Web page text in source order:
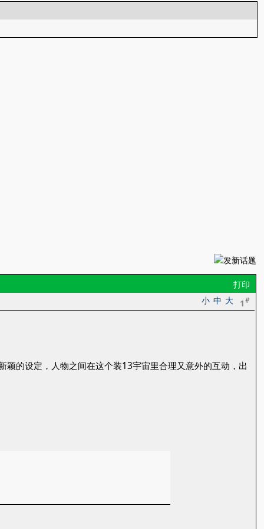
打印
1 #
大
中
小
的设定，人物之间在这个装13宇宙里合理又意外的互动，出